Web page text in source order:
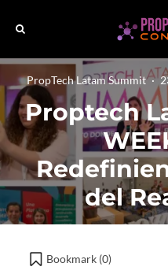
PropTech Latam Summit ·
Proptech
del
Bookmark (0)